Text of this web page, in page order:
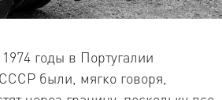
годы в Португалии
были, мягко говоря,